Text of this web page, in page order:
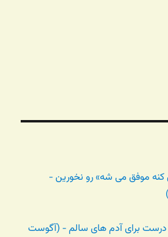
موفق می شه» رو نخورین -
درست برای آدم های سالم - (آگوست